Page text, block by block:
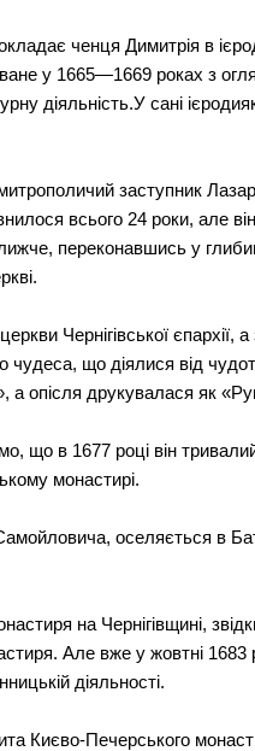
ченця Димитрія в
у 1665—1669 роках з
діяльність.У сані
заступник
всього 24 роки, але
переконавшись у
Чернігівської єпархії, а
чудеса, що діялися від
а опісля друкувалася як
що в 1677 році він
монастирі.
оселяється в
на Чернігівщині,
Але вже у жовтні 1683
діяльності.
Києво-Печерського